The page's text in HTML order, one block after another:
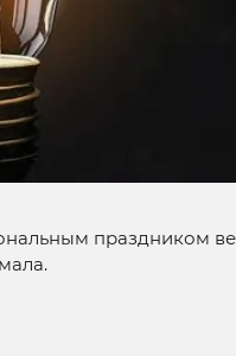
праздником